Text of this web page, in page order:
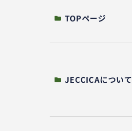
TOPページ
JECCICAについて